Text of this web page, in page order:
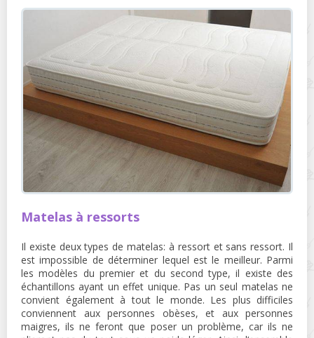
Matelas à ressorts
Il existe deux types de matelas: à ressort et sans ressort. Il
est impossible de déterminer lequel est le meilleur. Parmi
les modèles du premier et du second type, il existe des
échantillons ayant un effet unique. Pas un seul matelas ne
convient également à tout le monde. Les plus difficiles
conviennent aux personnes obèses, et aux personnes
maigres, ils ne feront que poser un problème, car ils ne